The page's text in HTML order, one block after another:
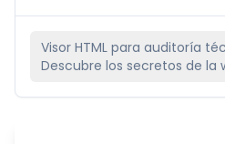
Visor HTML para auditoría
Descubre los secretos de la